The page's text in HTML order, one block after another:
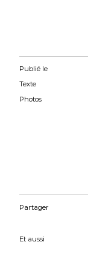
Publié le
Texte
Photos
Partager
Et aussi